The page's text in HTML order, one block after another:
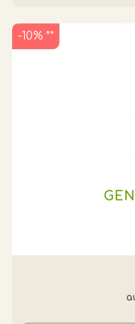
-10% **